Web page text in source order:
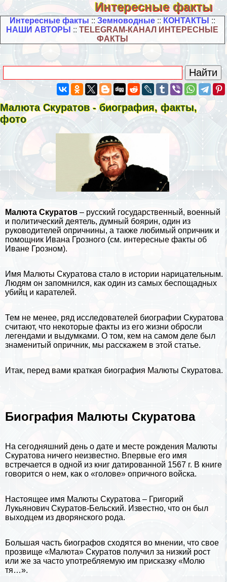
Интересные факты
Интересные факты :: Земноводные:: КОНТАКТЫ ::
НАШИ АВТОРЫ ::TELEGRAM-КАНАЛ ИНТЕРЕСНЫЕ
ФАКТЫ
Малюта Скуратов - биография, факты,
фото
Малюта Скуратов – русский государственный, военный
и политический деятель, думный боярин, один из
руководителей опричнины, а также любимый опричник и
помощник Ивана Грозного (см. интересные факты об
Иване Грозном).
Имя Малюты Скуратова стало в истории нарицательным.
Людям он запомнился, как один из самых беспощадных
убийц и карателей.
Тем не менее, ряд исследователей биографии Скуратова
считают, что некоторые факты из его жизни обросли
легендами и выдумками. О том, кем на самом деле был
знаменитый опричник, мы расскажем в этой статье.
Итак, перед вами краткая биография Малюты Скуратова.
Биография Малюты Скуратова
На сегодняшний день о дате и месте рождения Малюты
Скуратова ничего неизвестно. Впервые его имя
встречается в одной из книг датированной 1567 г. В книге
говорится о нем, как о «голове» опричного войска.
Настоящее имя Малюты Скуратова – Григорий
Лукьянович Скуратов-Бельский. Известно, что он был
выходцем из дворянского рода.
Большая часть биографов сходятся во мнении, что свое
прозвище «Малюта» Скуратов получил за низкий рост
или же за часто употрeбляемую им присказку «Молю
тя…».